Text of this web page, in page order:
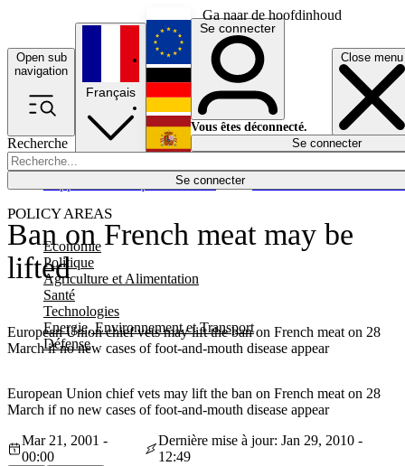
Ga naar de hoofdinhoud
Open sub
navigation
Close menu
Recherche
Se connecter
POLICY AREAS
Economie
Politique
Agriculture et Alimentation
Santé
Technologies
Energie, Environnement et Transport
Défense
Économie
Français
English
Deutsch
Español
Se connecter
Vous êtes déconnecté.
Se connecter
Ban on French meat may be
lifted
European Union chief vets may lift the ban on French meat on 28
March if no new cases of foot-and-mouth disease appear
European Union chief vets may lift the ban on French meat on 28
March if no new cases of foot-and-mouth disease appear
Mar 21, 2001 -
00:00
Dernière mise à jour: Jan 29, 2010 -
12:49